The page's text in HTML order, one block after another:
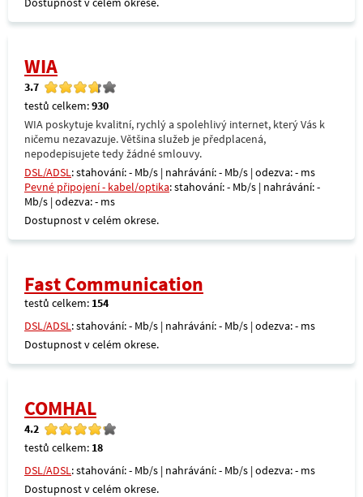
WIA
3.7
testů celkem:930
WIA poskytuje kvalitní, rychlý a spolehlivý internet, který Vás k
ničemu nezavazuje. Většina služeb je předplacená,
nepodepisujete tedy žádné smlouvy.
DSL/ADSL: stahování: - Mb/s | nahrávání: - Mb/s | odezva: - ms
Pevné připojení - kabel/optika: stahování: - Mb/s | nahrávání: -
Mb/s | odezva: - ms
Dostupnost v celém okrese.
Fast Communication
testů celkem: 154
DSL/ADSL: stahování: - Mb/s | nahrávání: - Mb/s | odezva: - ms
Dostupnost v celém okrese.
COMHAL
4.2
testů celkem: 18
DSL/ADSL: stahování: - Mb/s | nahrávání: - Mb/s | odezva: - ms
Dostupnost v celém okrese.